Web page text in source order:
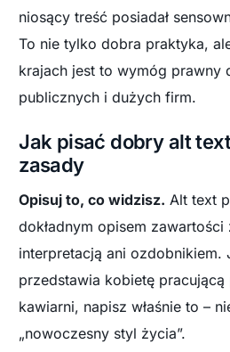
niosący treść posiadał
To nie tylko dobra praktyka,
krajach jest to wymóg prawny
publicznych i dużych firm.
Jak pisać dobry alt
zasady
Opisuj to, co widzisz. Alt text
dokładnym opisem
interpretacją ani ozdobnikiem.
przedstawia kobietę
kawiarni, napisz właśnie to –
„nowoczesny styl życia”.